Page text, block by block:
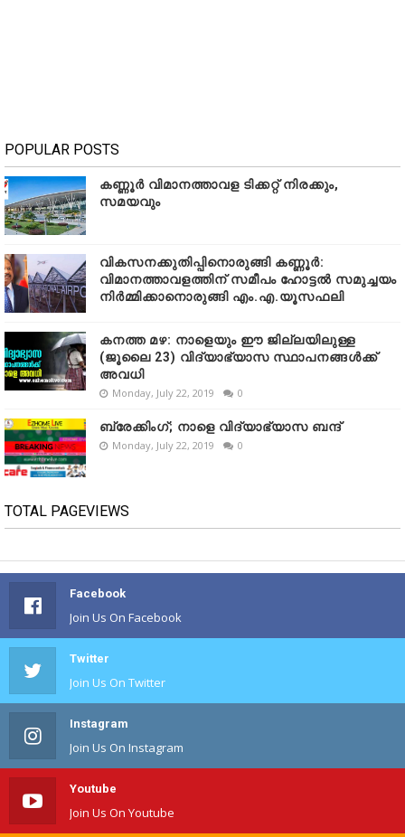
POPULAR POSTS
കണ്ണൂർ വിമാനത്താവള ടിക്കറ്റ് നിരക്കും,
സമയവും
വികസനക്കുതിപ്പിനൊരുങ്ങി കണ്ണൂർ:
വിമാനത്താവളത്തിന് സമീപം ഹോട്ടൽ സമുച്ചയം
നിർമ്മിക്കാനൊരുങ്ങി എം.എ.യൂസഫലി
കനത്ത മഴ: നാളെയും ഈ ജില്ലയിലുള്ള
(ജൂലൈ 23) വിദ്യാഭ്യാസ സ്ഥാപനങ്ങൾക്ക്
അവധി
Monday, July 22, 2019 0
ബ്രേക്കിംഗ്; നാളെ വിദ്യാഭ്യാസ ബന്ദ്
Monday, July 22, 2019 0
TOTAL PAGEVIEWS
Facebook
Join Us On Facebook
Twitter
Join Us On Twitter
Instagram
Join Us On Instagram
Youtube
Join Us On Youtube